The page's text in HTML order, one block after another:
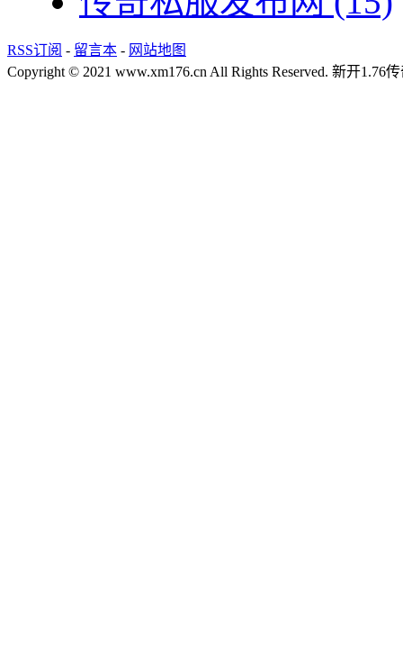
RSS订阅 - 留言本 - 网站地图
Copyright © 2021 www.xm176.cn All Rights Reserved. 新开1.76